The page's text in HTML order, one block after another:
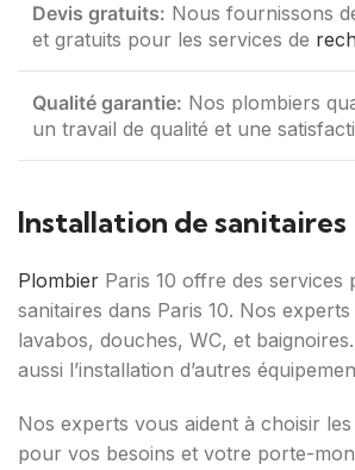
Devis gratuits: Nous fournissons
et gratuits pour les services de
Qualité garantie: Nos plombiers
un travail de qualité et une
Installation de sanitaires
Plombier Paris 10 offre des services
sanitaires dans Paris 10. Nos
lavabos, douches, WC, et
aussi l’installation d’autres
Nos experts vous aident à choisir
pour vos besoins et votre porte-